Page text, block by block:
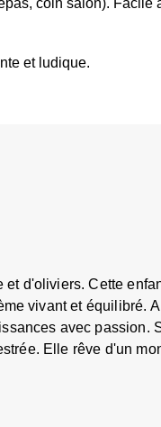
coin salon). Facile
et ludique.
d'oliviers. Cette
vivant et équilibré.
avec passion.
Elle rêve d'un